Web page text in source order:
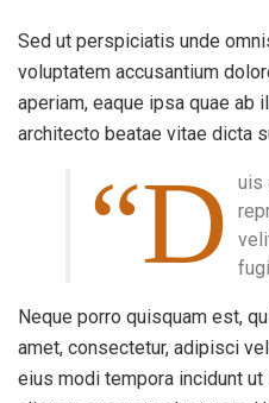
Sed ut perspiciatis unde
voluptatem accusantium
aperiam, eaque ipsa quae
architecto beatae vitae dicta
“D
uis
Neque porro quisquam est,
amet, consectetur, adipisci
eius modi tempora incidunt